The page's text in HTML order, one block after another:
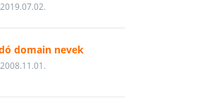
2019.07.02.
domain nevek
2008.11.01.